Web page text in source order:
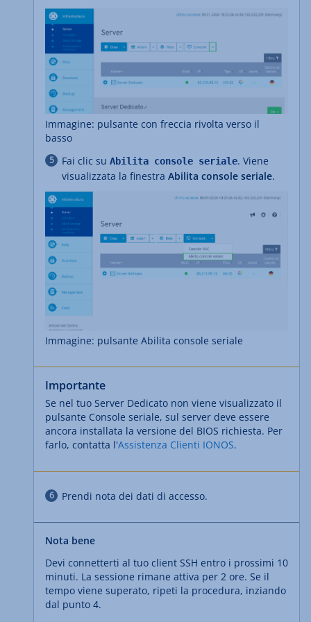
Immagine: pulsante con freccia rivolta verso il
basso
Fai clic su Abilita console seriale. Viene
visualizzata la finestra Abilita console seriale.
Immagine: pulsante Abilita console seriale
Importante
Se nel tuo Server Dedicato non viene visualizzato il
pulsante Console seriale, sul server deve essere
ancora installata la versione del BIOS richiesta. Per
farlo, contatta l'Assistenza Clienti IONOS.
Prendi nota dei dati di accesso.
Nota bene
Devi connetterti al tuo client SSH entro i prossimi 10
minuti. La sessione rimane attiva per 2 ore. Se il
tempo viene superato, ripeti la procedura, inziando
dal punto 4.